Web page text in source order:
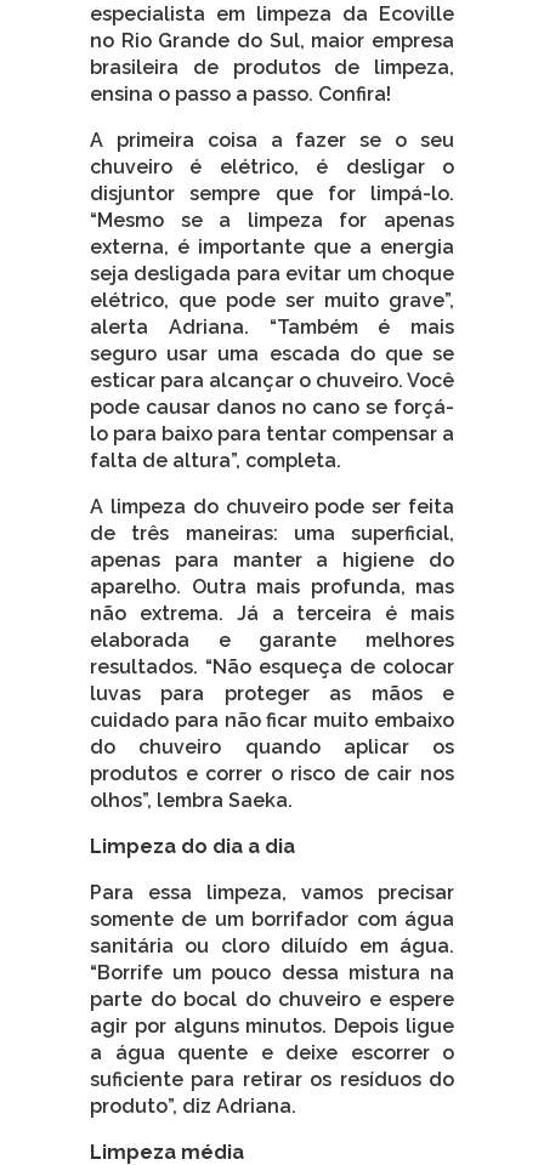
especialista em limpeza da Ecoville
no Rio Grande do Sul, maior empresa
brasileira de produtos de limpeza,
ensina o passo a passo. Confira!
A primeira coisa a fazer se o seu
chuveiro é elétrico, é desligar o
disjuntor sempre que for limpá-lo.
“Mesmo se a limpeza for apenas
externa, é importante que a energia
seja desligada para evitar um choque
elétrico, que pode ser muito grave”,
alerta Adriana. “Também é mais
seguro usar uma escada do que se
esticar para alcançar o chuveiro. Você
pode causar danos no cano se forçá-
lo para baixo para tentar compensar a
falta de altura”, completa.
A limpeza do chuveiro pode ser feita
de três maneiras: uma superficial,
apenas para manter a higiene do
aparelho. Outra mais profunda, mas
não extrema. Já a terceira é mais
elaborada e garante melhores
resultados. “Não esqueça de colocar
luvas para proteger as mãos e
cuidado para não ficar muito embaixo
do chuveiro quando aplicar os
produtos e correr o risco de cair nos
olhos”, lembra Saeka.
Limpeza do dia a dia
Para essa limpeza, vamos precisar
somente de um borrifador com água
sanitária ou cloro diluído em água.
“Borrife um pouco dessa mistura na
parte do bocal do chuveiro e espere
agir por alguns minutos. Depois ligue
a água quente e deixe escorrer o
suficiente para retirar os resíduos do
produto”, diz Adriana.
Limpeza média